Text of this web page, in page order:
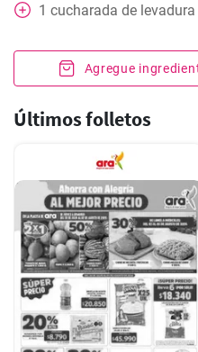
1 cucharada de
Agregue
Últimos folletos